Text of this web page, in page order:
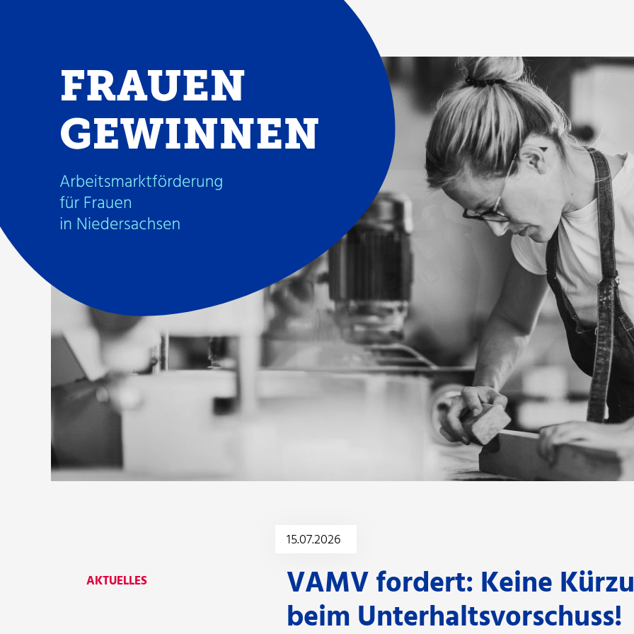
AKTUELLES
15.07.2026
VAMV fordert: Keine
beim Unterhaltsvorschuss!